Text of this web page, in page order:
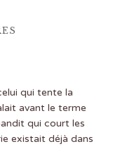
qui tente la
avant le terme
qui court les
existait déjà dans